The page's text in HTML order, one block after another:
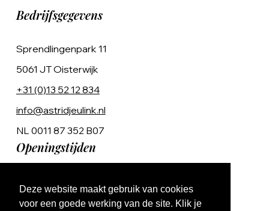
Deze website maakt gebruik van cookies
voor een goede werking van de site. Klik je
Bedrijfsgegevens
Sprendlingenpark 11
5061 JT Oisterwijk
+31 (0)13 52 12 834
info@astridjeulink.nl
NL 0011 87 352 B07
Openingstijden
Ma t/m Vr 9:00 - 17:00